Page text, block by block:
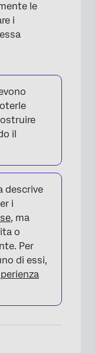
le
i
il
descrive
i
, ma
o
Per
di essi,